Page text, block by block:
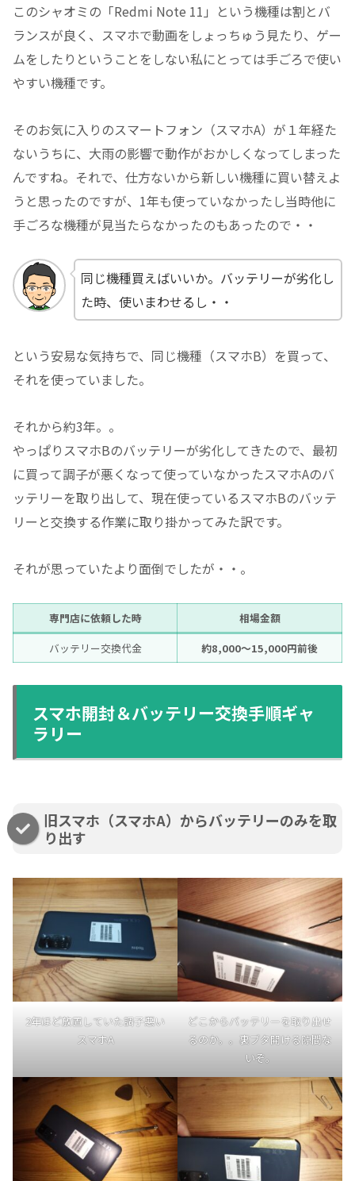
このシャオミの「Redmi Note 11」という機種は割とバ
ランスが良く、スマホで動画をしょっちゅう見たり、ゲー
ムをしたりということをしない私にとっては手ごろで使い
やすい機種です。
そのお気に入りのスマートフォン（スマホA）が１年経た
ないうちに、大雨の影響で動作がおかしくなってしまった
んですね。それで、仕方ないから新しい機種に買い替えよ
うと思ったのですが、1年も使っていなかったし当時他に
手ごろな機種が見当たらなかったのもあったので・・
同じ機種買えばいいか。バッテリーが劣化し
た時、使いまわせるし・・
という安易な気持ちで、同じ機種（スマホB）を買って、
それを使っていました。
それから約3年。。
やっぱりスマホBのバッテリーが劣化してきたので、最初
に買って調子が悪くなって使っていなかったスマホAのバ
ッテリーを取り出して、現在使っているスマホBのバッテ
リーと交換する作業に取り掛かってみた訳です。
それが思っていたより面倒でしたが・・。
専門店に依頼した時
相場金額
バッテリー交換代金
約8,000〜15,000円前後
スマホ開封＆バッテリー交換手順ギャ
ラリー
旧スマホ（スマホA）からバッテリーのみを取
り出す
2年ほど放置していた調子悪い
スマホA
どこからバッテリーを取り出せ
るのか。。裏ブタ開ける隙間な
いぞ。